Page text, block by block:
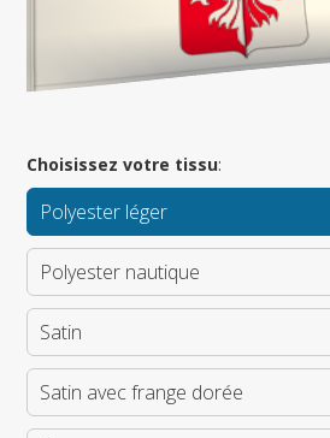
Choisissez votre tissu:
Polyester léger
Polyester nautique
Satin
Satin avec frange dorée